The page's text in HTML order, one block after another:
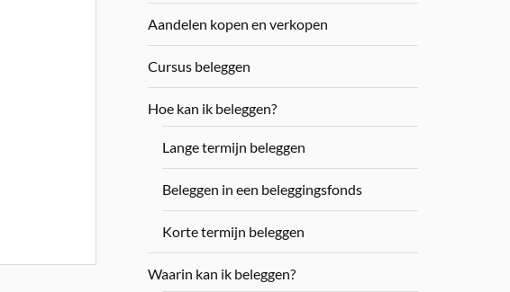
Aandelen kopen en verkopen
Cursus beleggen
Hoe kan ik beleggen?
Lange termijn beleggen
Beleggen in een beleggingsfonds
Korte termijn beleggen
Waarin kan ik beleggen?